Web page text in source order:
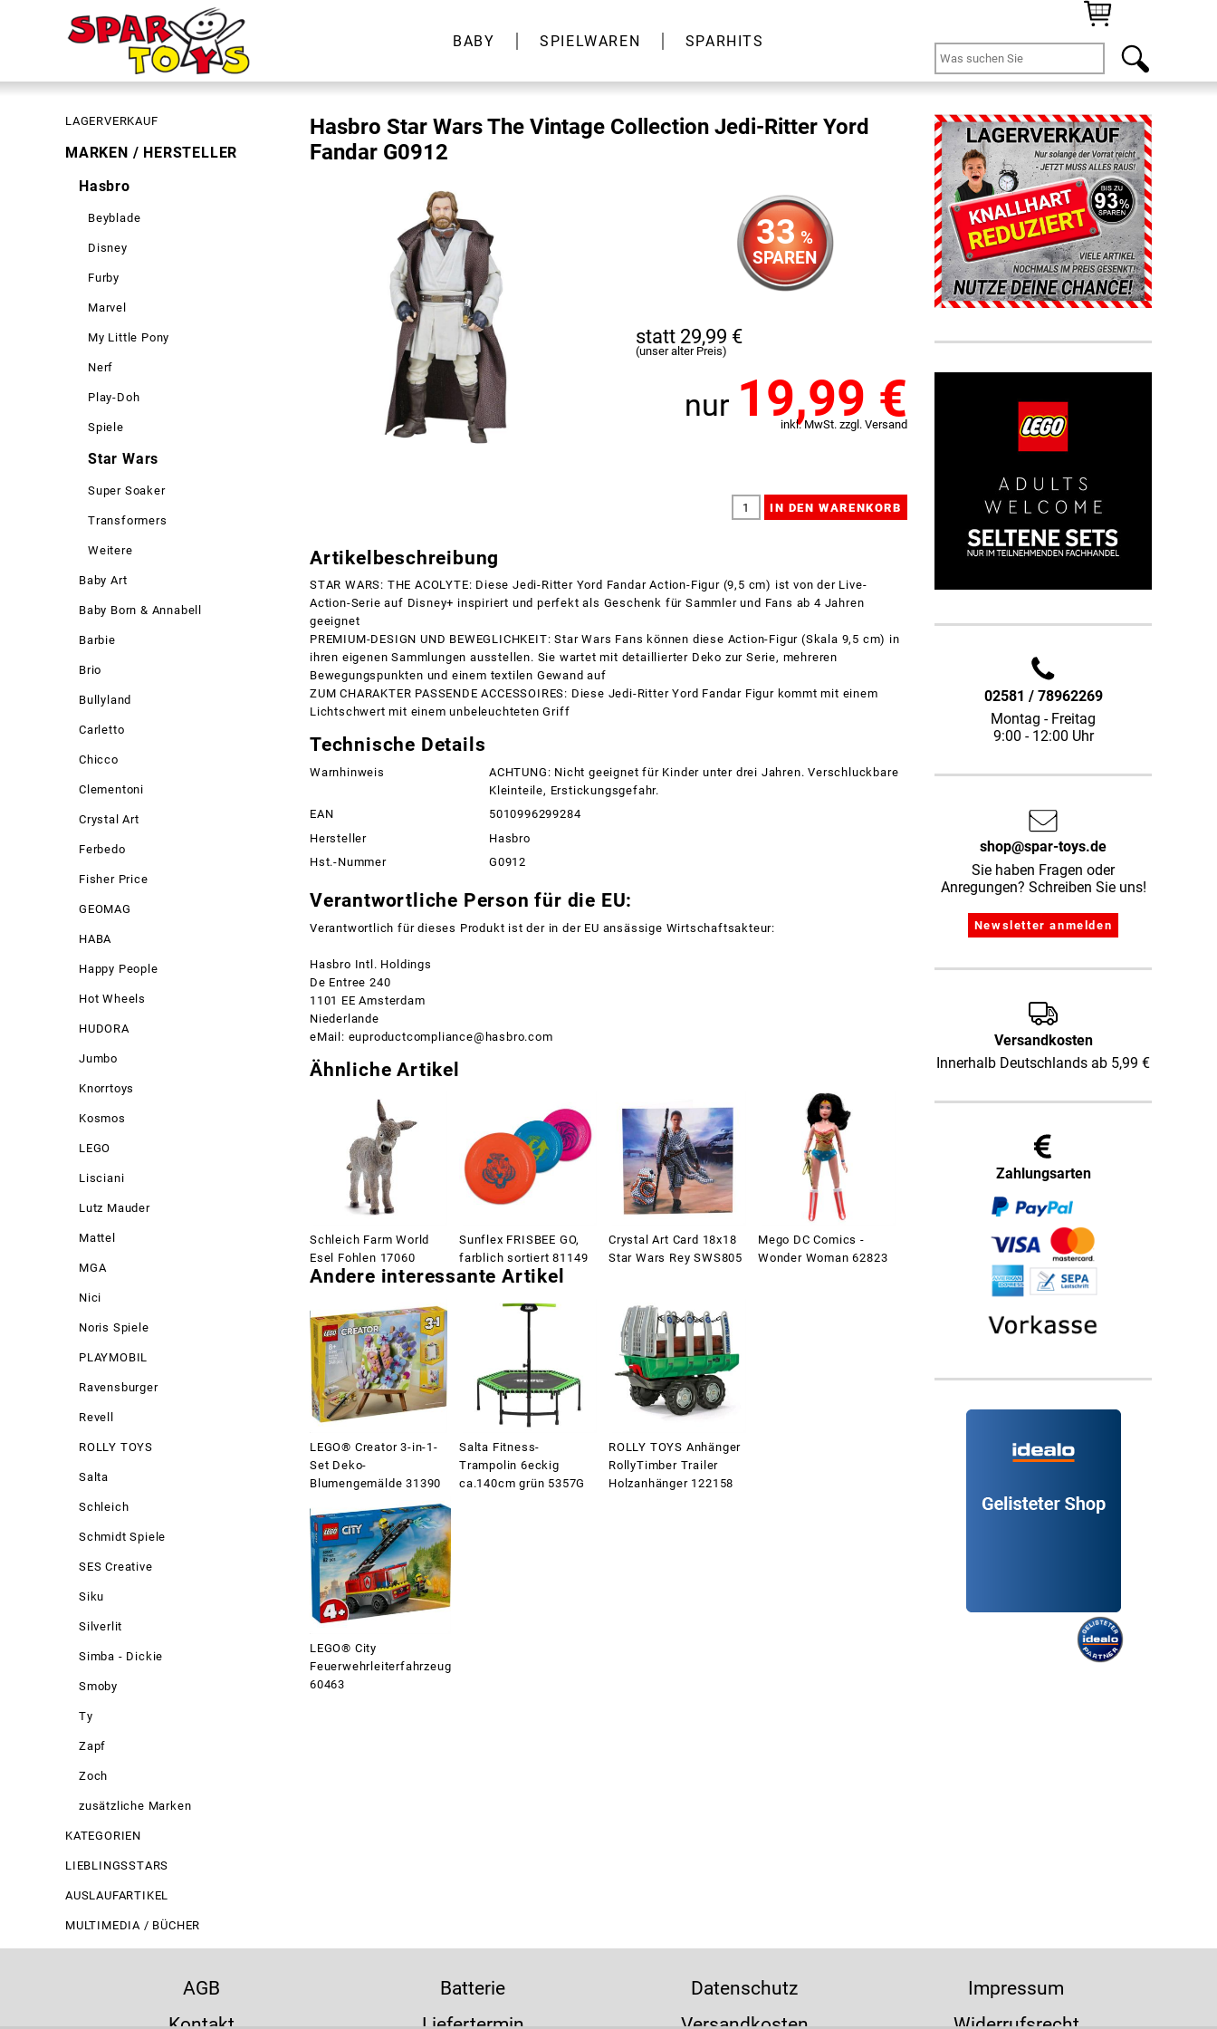
BABY SPIELWAREN SPARHITS
LAGERVERKAUF
MARKEN / HERSTELLER
Hasbro
Beyblade
Disney
Furby
Marvel
My Little Pony
Nerf
Play-Doh
Spiele
Star Wars
Super Soaker
Transformers
Weitere
Baby Art
Baby Born & Annabell
Barbie
Brio
Bullyland
Carletto
Chicco
Clementoni
Crystal Art
Ferbedo
Fisher Price
GEOMAG
HABA
Happy People
Hot Wheels
HUDORA
Jumbo
Knorrtoys
Kosmos
LEGO
Lisciani
Lutz Mauder
Mattel
MGA
Nici
Noris Spiele
PLAYMOBIL
Ravensburger
Revell
ROLLY TOYS
Salta
Schleich
Schmidt Spiele
SES Creative
Siku
Silverlit
Simba - Dickie
Smoby
Ty
Zapf
Zoch
zusätzliche Marken
KATEGORIEN
LIEBLINGSSTARS
AUSLAUFARTIKEL
MULTIMEDIA / BÜCHER
Hasbro Star Wars The Vintage Collection Jedi-Ritter Yord
Fandar G0912
33 %
SPAREN
statt 29,99 €
(unser alter Preis)
nur 19,99 €
inkl. MwSt. zzgl. Versand
Artikelbeschreibung
STAR WARS: THE ACOLYTE: Diese Jedi-Ritter Yord Fandar Action-Figur (9,5 cm) ist von der Live-
Action-Serie auf Disney+ inspiriert und perfekt als Geschenk für Sammler und Fans ab 4 Jahren
geeignet
PREMIUM-DESIGN UND BEWEGLICHKEIT: Star Wars Fans können diese Action-Figur (Skala 9,5 cm) in
ihren eigenen Sammlungen ausstellen. Sie wartet mit detaillierter Deko zur Serie, mehreren
Bewegungspunkten und einem textilen Gewand auf
ZUM CHARAKTER PASSENDE ACCESSOIRES: Diese Jedi-Ritter Yord Fandar Figur kommt mit einem
Lichtschwert mit einem unbeleuchteten Griff
Technische Details
Warnhinweis
ACHTUNG: Nicht geeignet für Kinder unter drei Jahren. Verschluckbare
Kleinteile, Erstickungsgefahr.
EAN
5010996299284
Hersteller
Hasbro
Hst.-Nummer
G0912
Verantwortliche Person für die EU:
Verantwortlich für dieses Produkt ist der in der EU ansässige Wirtschaftsakteur:
Hasbro Intl. Holdings
De Entree 240
1101 EE Amsterdam
Niederlande
eMail: euproductcompliance@hasbro.com
Ähnliche Artikel
Schleich Farm World
Esel Fohlen 17060
Sunflex FRISBEE GO,
farblich sortiert 81149
Crystal Art Card 18x18
Star Wars Rey SWS805
Mego DC Comics -
Wonder Woman 62823
Andere interessante Artikel
LEGO® Creator 3-in-1-
Set Deko-
Blumengemälde 31390
Salta Fitness-
Trampolin 6eckig
ca.140cm grün 5357G
ROLLY TOYS Anhänger
RollyTimber Trailer
Holzanhänger 122158
LEGO® City
Feuerwehrleiterfahrzeug
60463
02581 / 78962269
Montag - Freitag
9:00 - 12:00 Uhr
shop@spar-toys.de
Sie haben Fragen oder
Anregungen? Schreiben Sie uns!
Versandkosten
Innerhalb Deutschlands ab 5,99 €
Zahlungsarten
AGB Batterie Datenschutz
Impressum
Kontakt
Liefertermin Versandkosten Widerrufsrecht